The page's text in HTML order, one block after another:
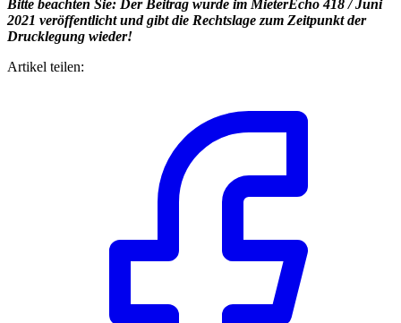
Bitte beachten Sie: Der Beitrag wurde im MieterEcho 418 / Juni
2021 veröffentlicht und gibt die Rechtslage zum Zeitpunkt der
Drucklegung wieder!
Artikel teilen: